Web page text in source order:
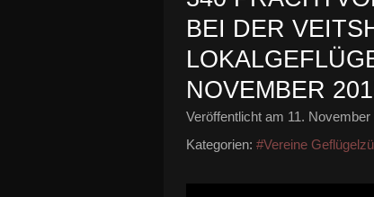
BEI DER
NOVEMBER
Veröffentlicht am 11. November
Kategorien: #Vereine